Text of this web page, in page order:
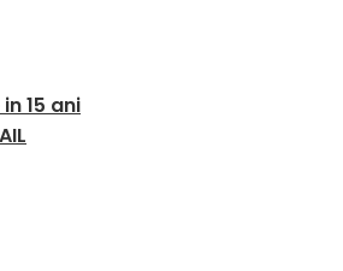
15 ani